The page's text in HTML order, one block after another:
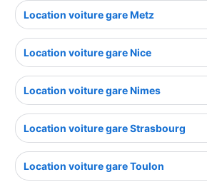
Location voiture gare Metz
Location voiture gare Nice
Location voiture gare Nimes
Location voiture gare Strasbourg
Location voiture gare Toulon